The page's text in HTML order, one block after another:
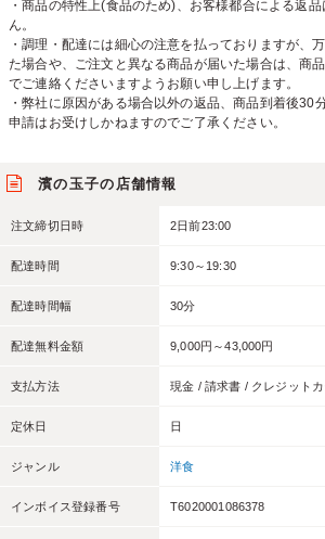
・商品の特性上(食品のため)、お客様都合による返
ん。
・調理・配達には細心の注意を払っておりますが、
た場合や、ご注文と異なる商品が届いた場合は、商
でご連絡くださいますようお願い申し上げます。
・弊社に原因がある場合以外の返品、商品到着後30
申請はお受けしかねますのでご了承ください。
濱の玉子の店舗情報
注文締切日時 2日前23:00
配達時間 9:30～19:30
配達時間幅 30分
配達無料金額 9,000円～43,000円
支払方法 現金 / 請求書 / クレジットカ
定休日 日
ジャンル 洋食
インボイス登録番号 T6020001086378